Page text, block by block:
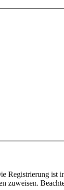
Registrierung
zuweisen.